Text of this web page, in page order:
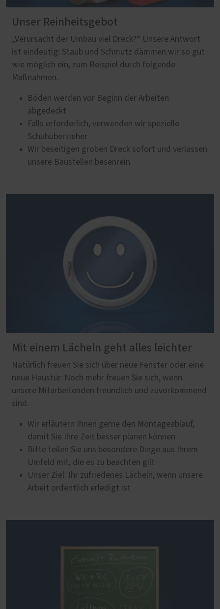
Unser Reinheitsgebot
„Verursacht der Umbau viel Dreck?“ Unsere Antwort
ist eindeutig: Staub und Schmutz dämmen wir so gut
wie möglich ein, zum Beispiel durch folgende
Maßnahmen.
Böden werden vor Beginn der Arbeiten
abgedeckt
Falls erforderlich, verwenden wir spezielle
Schuhüberzieher
Wir beseitigen groben Dreck sofort und verlassen
unsere Baustellen besenrein
Mit einem Lächeln geht alles leichter
Natürlich freuen Sie sich über neue Fenster oder eine
neue Haustür. Noch mehr freuen Sie sich, wenn
unsere Mitarbeitenden freundlich und zuvorkommend
sind.
Wir erläutern Ihnen gerne den Montageablauf,
damit Sie Ihre Zeit besser planen können
Bitte teilen Sie uns besondere Dinge aus Ihrem
Umfeld mit, die es zu beachten gilt
Unser Ziel: Ihr zufriedenes Lächeln, wenn unsere
Arbeit ordentlich erledigt ist